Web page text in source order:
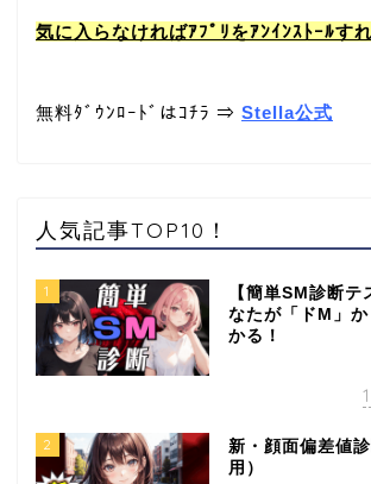
気に入らなければｱﾌﾟﾘをｱﾝｲﾝｽﾄｰﾙす
無料ﾀﾞｳﾝﾛｰﾄﾞはｺﾁﾗ ⇒ Stella公式
人気記事TOP10！
1
【簡単SM診断
なたが「ドM」
かる！
2
新・顔面偏差値
用）